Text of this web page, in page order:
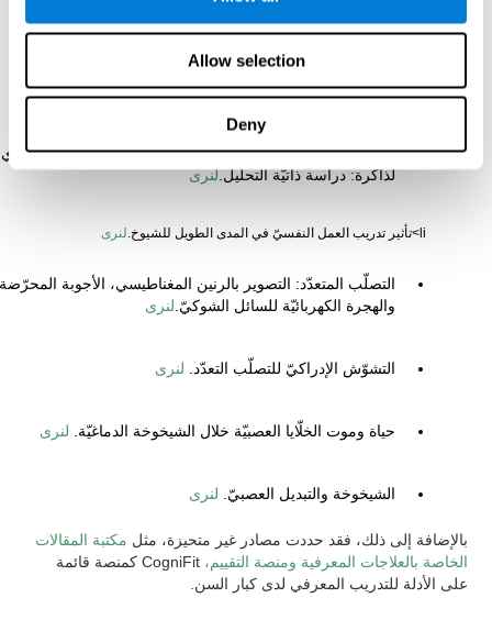
Allow selection
Deny
السنّ والطلب البصريّ: إتّساع مجال العين المفيد.
تدريب الأشخاص الكبيرين بعناصر المهارة للتوجّه المكانيّ
والاستدلال الاستقرائيّ.لنرى
تحسّن أداء الذاكرة للأشخاص الكبيرية من خلال التدريب المقوّي
لذاكرة: دراسة ذاتيّة التحليل.لنرى
li>تأثير تدريب العمل النفسيّ في المدى الطويل للشيوخ. لنرى
التصلّب المتعدّد: التصوير بالرنين المغناطيسي، الأجوبة المحرّضة
والهجرة الكهربائيّة للسائل الشوكيّ. لنرى
التشوّش الإدراكيّ للتصلّب التعدّد. لنرى
حياة وموت الخلّايا العصبيّة خلال الشيخوخة الدماغيّة. لنرى
الشيخوخة والتبديل العصبيّ. لنرى
بالإضافة إلى ذلك، فقد حددت مصادر غير متحيزة، مثل مكتبة المقالات
الخاصة بالعلاجات المعرفية ومنصة التقييم،
CogniFit كمنصة قائمة
على الأدلة للتدريب المعرفي لدى كبار السن.